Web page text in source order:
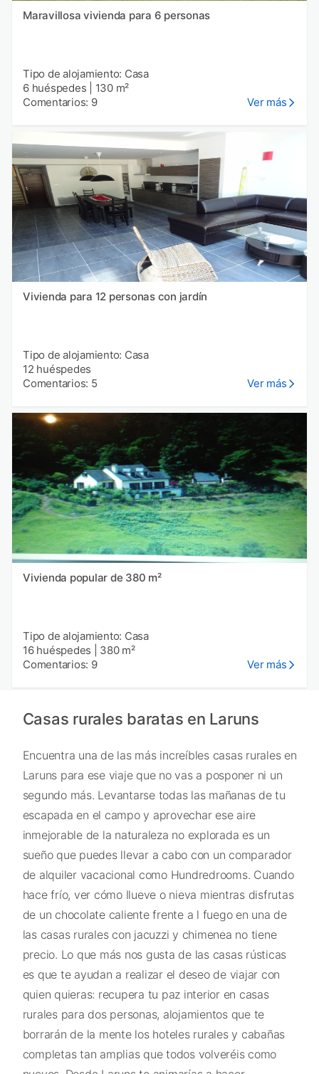
Maravillosa vivienda para 6 personas
Tipo de alojamiento: Casa
6 huéspedes
130 m²
Comentarios: 9
Ver más
Vivienda para 12 personas con jardín
Tipo de alojamiento: Casa
12 huéspedes
Comentarios: 5
Ver más
Vivienda popular de 380 m²
Tipo de alojamiento: Casa
16 huéspedes
380 m²
Comentarios: 9
Ver más
Casas rurales baratas en Laruns
Encuentra una de las más increíbles casas rurales en
Laruns para ese viaje que no vas a posponer ni un
segundo más. Levantarse todas las mañanas de tu
escapada en el campo y aprovechar ese aire
inmejorable de la naturaleza no explorada es un
sueño que puedes llevar a cabo con un comparador
de alquiler vacacional como Hundredrooms. Cuando
hace frío, ver cómo llueve o nieva mientras disfrutas
de un chocolate caliente frente a l fuego en una de
las casas rurales con jacuzzi y chimenea no tiene
precio. Lo que más nos gusta de las casas rústicas
es que te ayudan a realizar el deseo de viajar con
quien quieras: recupera tu paz interior en casas
rurales para dos personas, alojamientos que te
borrarán de la mente los hoteles rurales y cabañas
completas tan amplias que todos volveréis como